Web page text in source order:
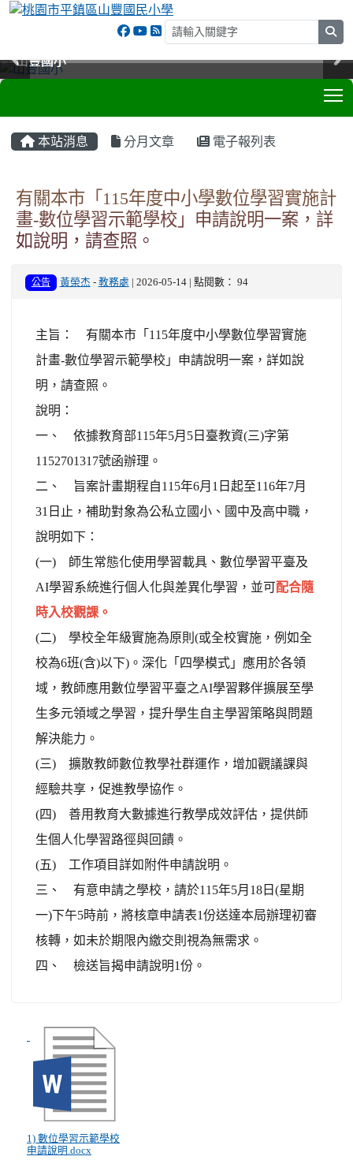
山豐國小
山豐國小
山豐國小
山豐國小
本站消息 分月文章 電子報列表
有關本市「115年度中小學數位學習實施計
畫-數位學習示範學校」申請說明一案，詳
如說明，請查照。
公告 黃榮杰 - 教務處 | 2026-05-14 | 點閱數： 94
主旨： 有關本市「115年度中小學數位學習實施
計畫-數位學習示範學校」申請說明一案，詳如說
明，請查照。
說明：
一、 依據教育部115年5月5日臺教資(三)字第
1152701317號函辦理。
二、 旨案計畫期程自115年6月1日起至116年7月
31日止，補助對象為公私立國小、國中及高中職，
說明如下：
(一) 師生常態化使用學習載具、數位學習平臺及
AI學習系統進行個人化與差異化學習，並可配合隨
時入校觀課。
(二) 學校全年級實施為原則(或全校實施，例如全
校為6班(含)以下)。深化「四學模式」應用於各領
域，教師應用數位學習平臺之AI學習夥伴擴展至學
生多元領域之學習，提升學生自主學習策略與問題
解決能力。
(三) 擴散教師數位教學社群運作，增加觀議課與
經驗共享，促進教學協作。
(四) 善用教育大數據進行教學成效評估，提供師
生個人化學習路徑與回饋。
(五) 工作項目詳如附件申請說明。
三、 有意申請之學校，請於115年5月18日(星期
一)下午5時前，將核章申請表1份送達本局辦理初審
核轉，如未於期限內繳交則視為無需求。
四、 檢送旨揭申請說明1份。
1) 數位學習示範學校
申請說明.docx